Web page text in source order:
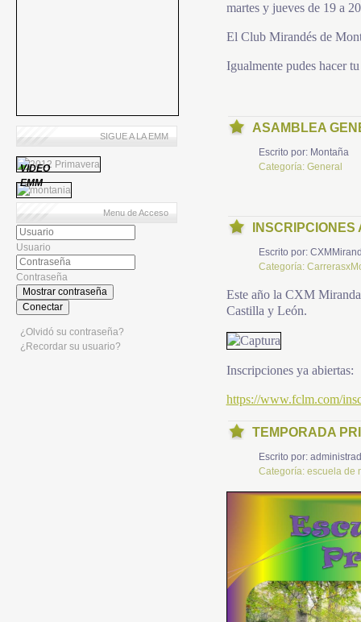
martes y jueves de 19 a
El Club Mirandés de
Igualmente pudes hacer
ASAMBLEA
Escrito por: Montaña
Categoría: General
Escrito por:
Categoría:
Este año la CXM Miranda
Castilla y León.
Inscripciones ya abiertas:
https://www.fclm.com/
TEMPORADA
Escrito por:
Categoría: escuela de
SIGUE A LA EMM
VIDEO
EMM
Menu de Acceso
Usuario
Contraseña
Mostrar contraseña
Conectar
¿Olvidó su contraseña?
¿Recordar su usuario?